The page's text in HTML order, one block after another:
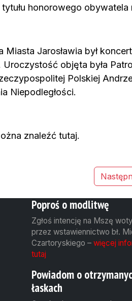
tytułu honorowego obywatela
Jarosławia był koncert
Uroczystość objęta była
Polskiej
Niepodległości.
znaleźć tutaj.
Poproś o modlitwę
Zgłoś intencję na Mszę
przez wstawiennictwo bł.
Czartoryskiego – więcej
tutaj
Powiadom o
łaskach